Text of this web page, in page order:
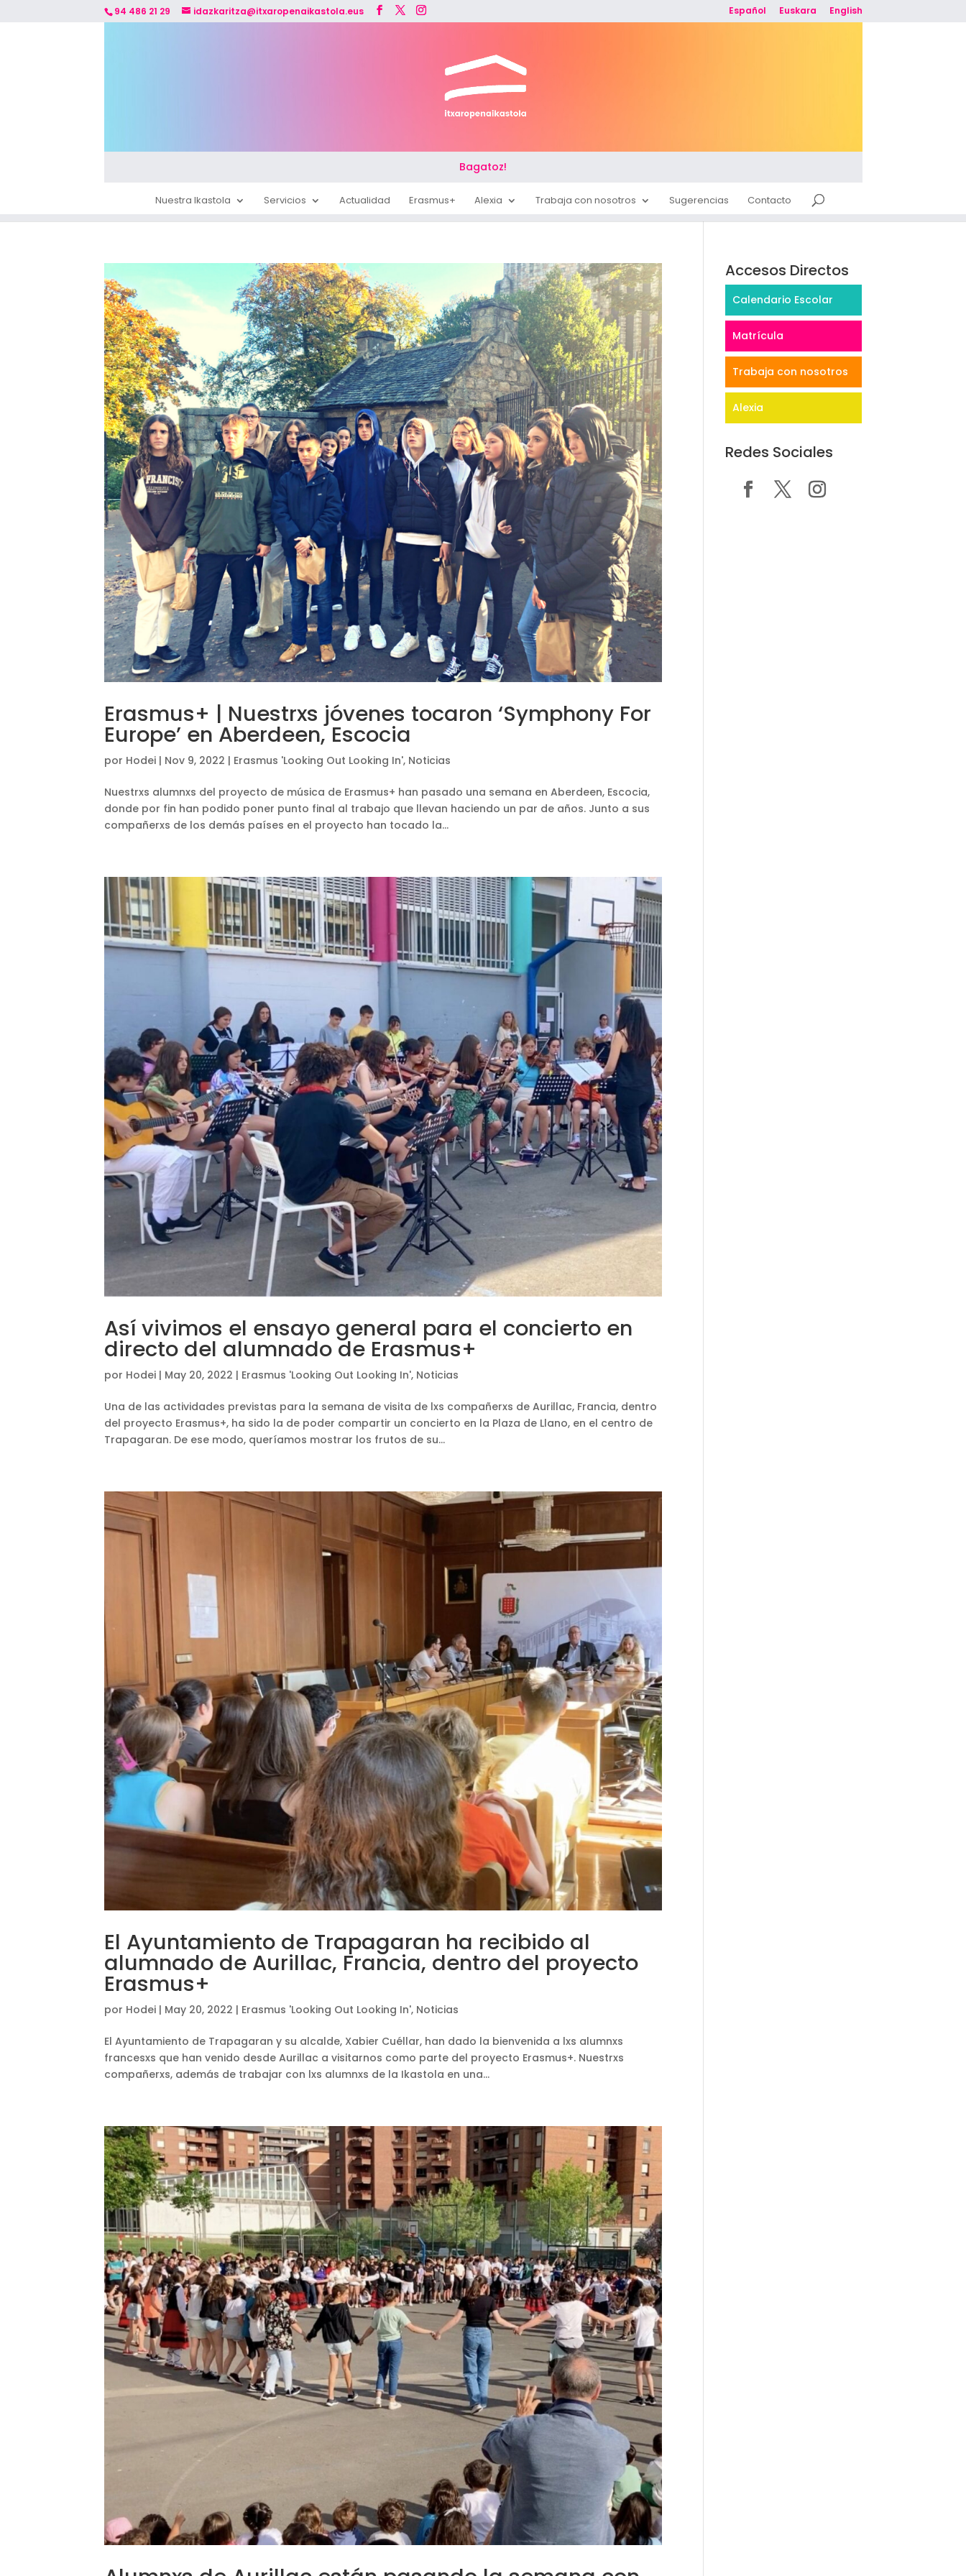
94 486 21 29 idazkaritza@itxaropenaikastola.eus Español Euskara English
Bagatoz!
Nuestra Ikastola Servicios Actualidad Erasmus+ Alexia Trabaja con nosotros Sugerencias Contacto
Erasmus+ | Nuestrxs jóvenes tocaron ‘Symphony For
Europe’ en Aberdeen, Escocia
por Hodei| Nov 9, 2022 | Erasmus 'Looking Out Looking In', Noticias
Nuestrxs alumnxs del proyecto de música de Erasmus+ han pasado una semana en Aberdeen, Escocia,
donde por fin han podido poner punto final al trabajo que llevan haciendo un par de años. Junto a sus
compañerxs de los demás países en el proyecto han tocado la...
Así vivimos el ensayo general para el concierto en
directo del alumnado de Erasmus+
por Hodei| May 20, 2022 | Erasmus 'Looking Out Looking In', Noticias
Una de las actividades previstas para la semana de visita de lxs compañerxs de Aurillac, Francia, dentro
del proyecto Erasmus+, ha sido la de poder compartir un concierto en la Plaza de Llano, en el centro de
Trapagaran. De ese modo, queríamos mostrar los frutos de su...
El Ayuntamiento de Trapagaran ha recibido al
alumnado de Aurillac, Francia, dentro del proyecto
Erasmus+
por Hodei| May 20, 2022 | Erasmus 'Looking Out Looking In', Noticias
El Ayuntamiento de Trapagaran y su alcalde, Xabier Cuéllar, han dado la bienvenida a lxs alumnxs
francesxs que han venido desde Aurillac a visitarnos como parte del proyecto Erasmus+. Nuestrxs
compañerxs, además de trabajar con lxs alumnxs de la Ikastola en una...
Accesos Directos
Calendario Escolar
Matrícula
Trabaja con nosotros
Alexia
Redes Sociales